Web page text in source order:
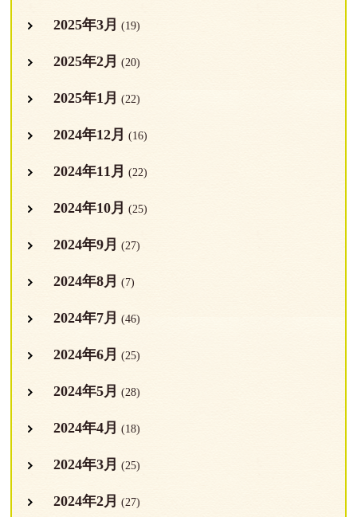
2025年3月 (19)
2025年2月 (20)
2025年1月 (22)
2024年12月 (16)
2024年11月 (22)
2024年10月 (25)
2024年9月 (27)
2024年8月 (7)
2024年7月 (46)
2024年6月 (25)
2024年5月 (28)
2024年4月 (18)
2024年3月 (25)
2024年2月 (27)